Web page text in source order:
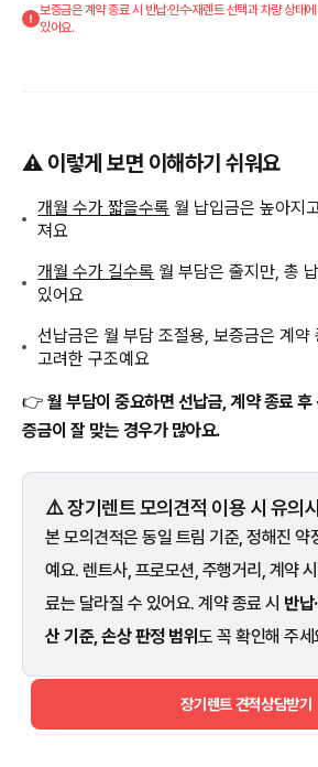
보증금은 계약 종료 시 반납·인수·재렌트 선택과 차량 상태
있어요.
⚠️ 이렇게 보면 이해하기 쉬워요
개월 수가 짧을수록 월 납입금은 높아지
져요
개월 수가 길수록 월 부담은 줄지만, 총
있어요
선납금은 월 부담 조절용, 보증금은 계약
고려한 구조예요
👉 월 부담이 중요하면 선납금, 계약 종료
증금이 잘 맞는 경우가 많아요.
⚠️ 장기렌트 모의견적 이용 시 유의
본 모의견적은 동일 트림 기준, 정해진 약
예요. 렌트사, 프로모션, 주행거리, 계약
료는 달라질 수 있어요. 계약 종료 시 반납
산 기준, 손상 판정 범위도 꼭 확인해 주세
장기렌트 견적상담받기